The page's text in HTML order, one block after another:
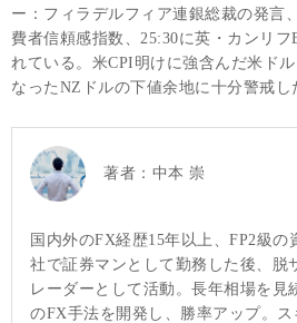
ー：フィラデルフィア連銀総裁の発言
費者信頼感指数、25:30に英・カンリフ
れている。米CPI明けに強含んだ米ド
なったNZドルの下値余地に十分警戒し
著者： 中本 崇
国内外のFX経歴15年以上、FP2級
社で証券マンとして勤務した後、脱
レーダーとして活動。長年相場を見
のFX手法を開発し、勝率アップ。